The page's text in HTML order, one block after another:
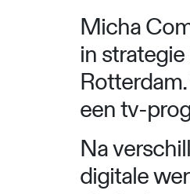
Micha
in
een tv-
Na
digitale